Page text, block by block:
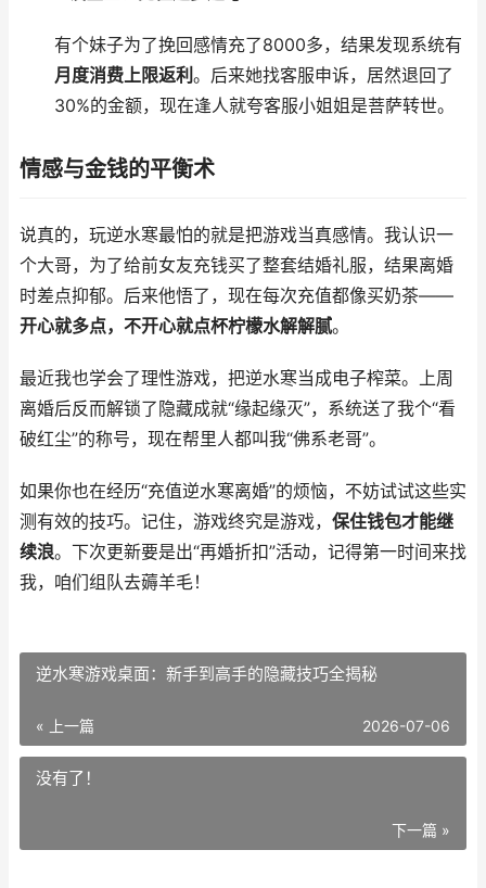
有个妹子为了挽回感情充了8000多，结果发现系统有
月度消费上限返利 。后来她找客服申诉，居然退回了
30%的金额，现在逢人就夸客服小姐姐是菩萨转世。
情感与金钱的平衡术
说真的，玩逆水寒最怕的就是把游戏当真感情。我认识一
个大哥，为了给前女友充钱买了整套结婚礼服，结果离婚
时差点抑郁。后来他悟了，现在每次充值都像买奶茶——
开心就多点，不开心就点杯柠檬水解解腻。
最近我也学会了理性游戏，把逆水寒当成电子榨菜。上周
离婚后反而解锁了隐藏成就“缘起缘灭”，系统送了我个“看
破红尘”的称号，现在帮里人都叫我“佛系老哥”。
如果你也在经历“充值逆水寒离婚”的烦恼，不妨试试这些实
测有效的技巧。记住，游戏终究是游戏， 保住钱包才能继
续浪。下次更新要是出“再婚折扣”活动，记得第一时间来找
我，咱们组队去薅羊毛！
逆水寒游戏桌面：新手到高手的隐藏技巧全揭秘
« 上一篇 2026-07-06
没有了！
下一篇 »